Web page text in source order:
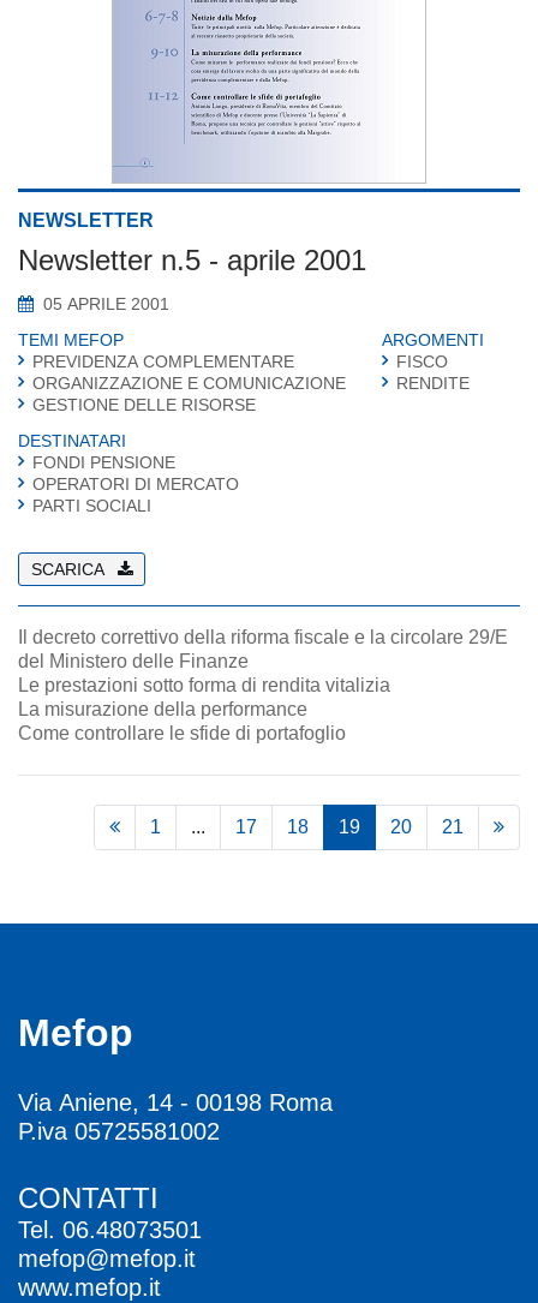
NEWSLETTER
Newsletter n.5 - aprile 2001
05 APRILE 2001
TEMI MEFOP
PREVIDENZA COMPLEMENTARE
ORGANIZZAZIONE E COMUNICAZIONE
GESTIONE DELLE RISORSE
ARGOMENTI
FISCO
RENDITE
DESTINATARI
FONDI PENSIONE
OPERATORI DI MERCATO
PARTI SOCIALI
SCARICA
Il decreto correttivo della riforma fiscale e la circolare 29/E
del Ministero delle Finanze
Le prestazioni sotto forma di rendita vitalizia
La misurazione della performance
Come controllare le sfide di portafoglio
1 ... 17 18 19 20 21
Mefop
Via Aniene, 14 - 00198 Roma
P.iva 05725581002
CONTATTI
Tel. 06.48073501
mefop@mefop.it
www.mefop.it